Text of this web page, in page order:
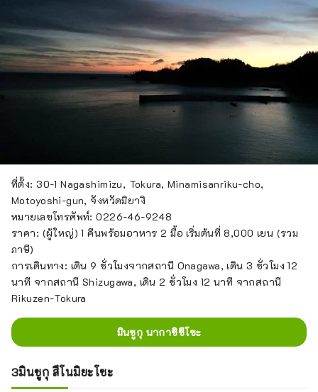
ที่ตั้ง: 30-1 Nagashimizu, Tokura, Minamisanriku-cho,
Motoyoshi-gun, จังหวัดมิยางิ
หมายเลขโทรศัพท์: 0226-46-9248
ราคา: (ผู้ใหญ่) 1 คืนพร้อมอาหาร 2 มื้อ เริ่มต้นที่ 8,000 เยน (รวม
ภาษี)
การเดินทาง: เดิน 9 ชั่วโมงจากสถานี Onagawa, เดิน 3 ชั่วโมง 12
นาที จากสถานี Shizugawa, เดิน 2 ชั่วโมง 12 นาที จากสถานี
Rikuzen-Tokura
มินชูกุ นากาชิซึโซะ
3มินชูกุ สึโนมิยะโซะ